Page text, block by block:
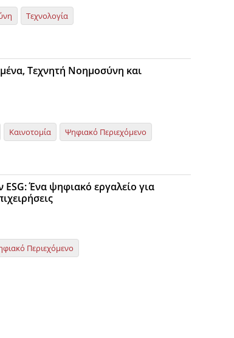
Τεχνολογία
Τεχνητή Νοημοσύνη και
Καινοτομία
Ψηφιακό Περιεχόμενο
Ένα ψηφιακό εργαλείο για
Περιεχόμενο